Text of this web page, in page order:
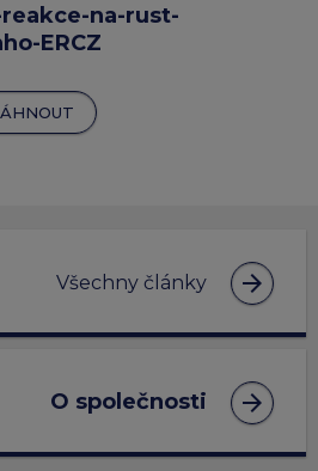
na-rust-
ERCZ
Všechny články arrow_forward
O společnosti arrow_forward